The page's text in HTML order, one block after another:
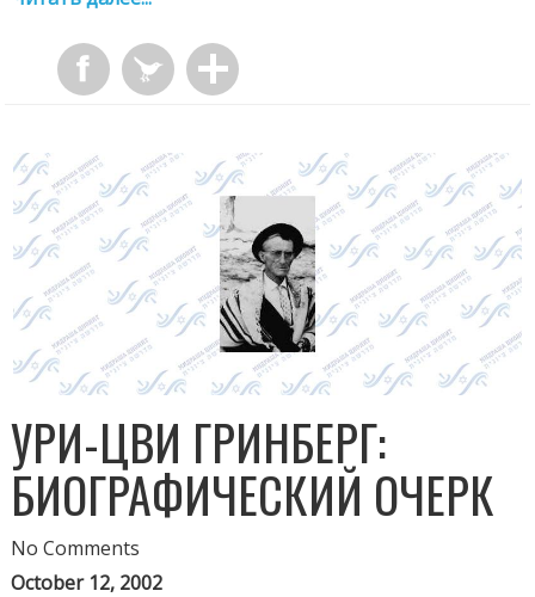
УРИ-ЦВИ ГРИНБЕРГ:
БИОГРАФИЧЕСКИЙ ОЧЕРК
No Comments
October 12, 2002